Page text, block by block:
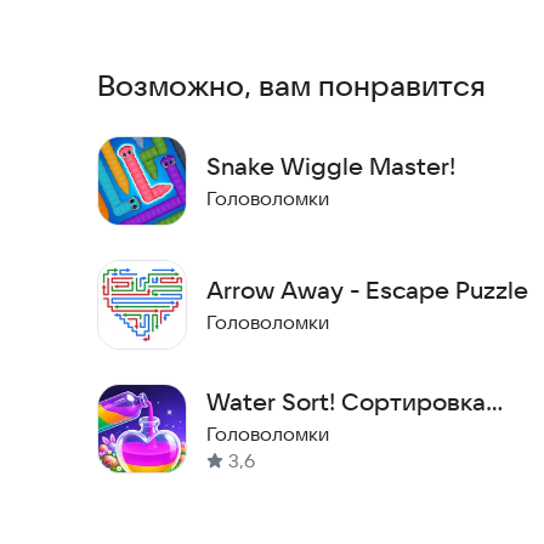
Игра работает быстро и интуитивно понятна,
устройствах среднего класса.
Попробуйте пройти все уровни прямо сейчас и
ошибок!
Возможно, вам понравится
Snake Wiggle Master!
Головоломки
Arrow Away - Escape Puzzle
Головоломки
Water Sort! Сортировка
цветов
Головоломки
3,6